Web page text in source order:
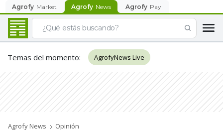
Agrofy Market Agrofy News Agrofy Pay
Temas del momento: AgrofyNews Live
Agrofy News Opinión